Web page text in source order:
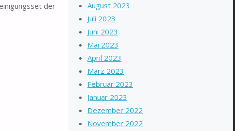
der
August 2023
Juli 2023
Juni 2023
Mai 2023
April 2023
März 2023
Februar 2023
Januar 2023
Dezember 2022
November 2022